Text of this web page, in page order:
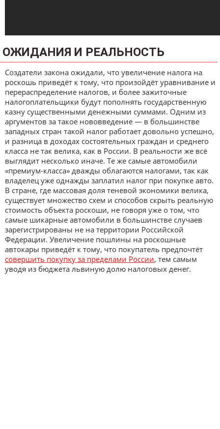
ОЖИДАНИЯ И РЕАЛЬНОСТЬ
Создатели закона ожидали, что увеличение налога на
роскошь приведёт к тому, что произойдёт уравнивание и
перераспределение налогов, и более зажиточные
налогоплательщики будут пополнять государственную
казну существенными денежными суммами. Одним из
аргументов за такое нововведение — в большинстве
западных стран такой налог работает довольно успешно,
и разница в доходах состоятельных граждан и среднего
класса не так велика, как в России. В реальности же всё
выглядит несколько иначе. Те же самые автомобили
«премиум-класса» дважды облагаются налогами, так как
владелец уже однажды заплатил налог при покупке авто.
В стране, где массовая доля теневой экономики велика,
существует множество схем и способов скрыть реальную
стоимость объекта роскоши, не говоря уже о том, что
самые шикарные автомобили в большинстве случаев
зарегистрированы не на территории Российской
Федерации. Увеличение пошлины на роскошные
автокары приведёт к тому, что покупатель предпочтёт
совершить покупку за пределами России, тем самым
уводя из бюджета львиную долю налоговых денег.